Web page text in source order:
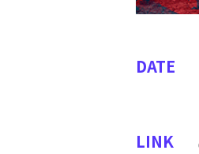
DATE
LINK